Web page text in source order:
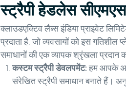
स्ट्रैपी हेडलेस
क्लाउडएक्टिव लैब्स इंडिया प्राइवेट
प्रदाता है, जो व्यवसायों को इस गतिशील
समाधानों की एक व्यापक श्रृंखला प्रदान
कस्टम स्ट्रैपी डेवलपमेंट:हम आपके
संरेखित स्ट्रैपी समाधान बनाते हैं।